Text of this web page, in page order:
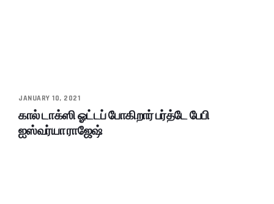
JANUARY 10, 2021
கால் டாக்ஸி ஓட்டப் போகிறார் பர்த்டே பேபி
ஐஸ்வர்யா ராஜேஷ்